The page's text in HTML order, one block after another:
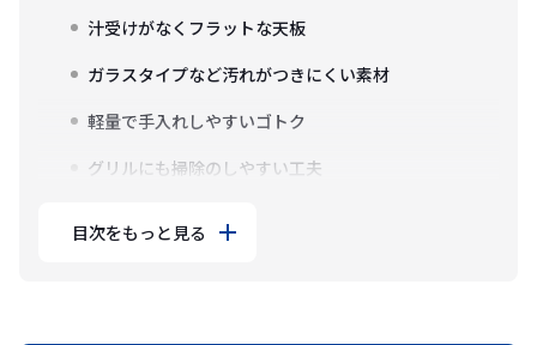
汁受けがなくフラットな天板
ガラスタイプなど汚れがつきにくい素材
軽量で手入れしやすいゴトク
グリルにも掃除のしやすい工夫
目次をもっと見る